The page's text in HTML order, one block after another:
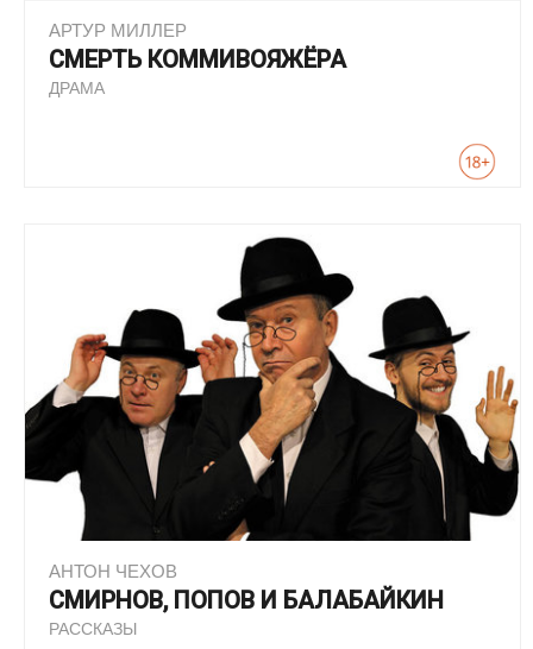
АРТУР МИЛЛЕР
СМЕРТЬ КОММИВОЯЖЁРА
ДРАМА
АНТОН ЧЕХОВ
СМИРНОВ, ПОПОВ И БАЛАБАЙКИН
РАССКАЗЫ